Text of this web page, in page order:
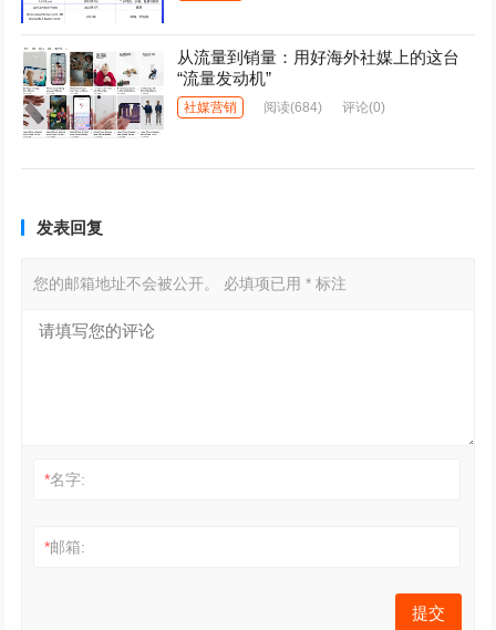
从流量到销量：用好海外社媒上的这台
“流量发动机”
社媒营销 阅读(684) 评论(0)
发表回复
您的邮箱地址不会被公开。 必填项已用* 标注
*名字:
*邮箱: